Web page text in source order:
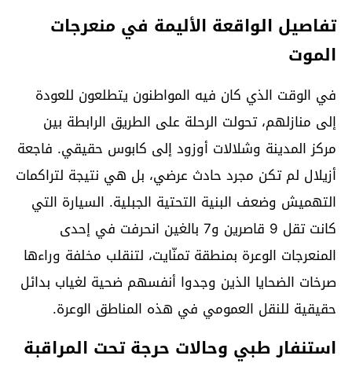
تفاصيل الواقعة الأليمة في منعرجات
الموت
في الوقت الذي كان فيه المواطنون يتطلعون للعودة
إلى منازلهم، تحولت الرحلة على الطريق الرابطة بين
مركز المدينة وشلالات أوزود إلى كابوس حقيقي. فاجعة
أزيلال لم تكن مجرد حادث عرضي، بل هي نتيجة لتراكمات
التهميش وضعف البنية التحتية الجبلية. السيارة التي
كانت تقل 9 قاصرين و7 بالغين انحرفت في إحدى
المنعرجات الوعرة بمنطقة تمنّايت، لتنقلب مخلفة وراءها
صرخات الضحايا الذين وجدوا أنفسهم ضحية لغياب بدائل
حقيقية للنقل العمومي في هذه المناطق الوعرة.
استنفار طبي وحالات حرجة تحت المراقبة